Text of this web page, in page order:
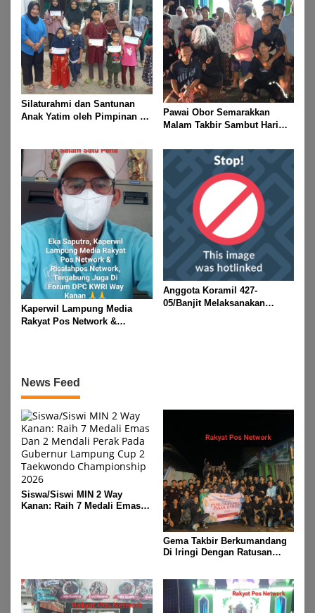
Silaturahmi dan Santunan
Anak Yatim oleh Pimpinan PT
Pawai Obor Semarakkan
Malam Takbir Sambut Hari
M, Di Kampung Simpang
Asam, Kecamatan Banjit
Kaperwil Lampung Media
Rakyat Pos Network &
Raya Idul Fitri 1447 Hijriah-
2026 M
Anggota Koramil 427-
05/Banjit Melaksanakan
News Feed
Siswa/Siswi MIN 2 Way
Kanan: Raih 7 Medali Emas
Gema Takbir Berkumandang
Di Iringi Dengan Ratusan
Fitri 1447 H